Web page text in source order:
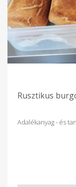
Rusztikus
Adalékanyag - és